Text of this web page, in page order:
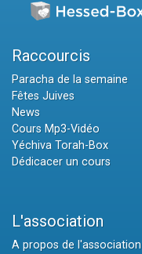
Raccourcis
Paracha de la semaine
Fêtes Juives
News
Cours Mp3-Vidéo
Yéchiva Torah-Box
Dédicacer un cours
L'association
A propos de l'association